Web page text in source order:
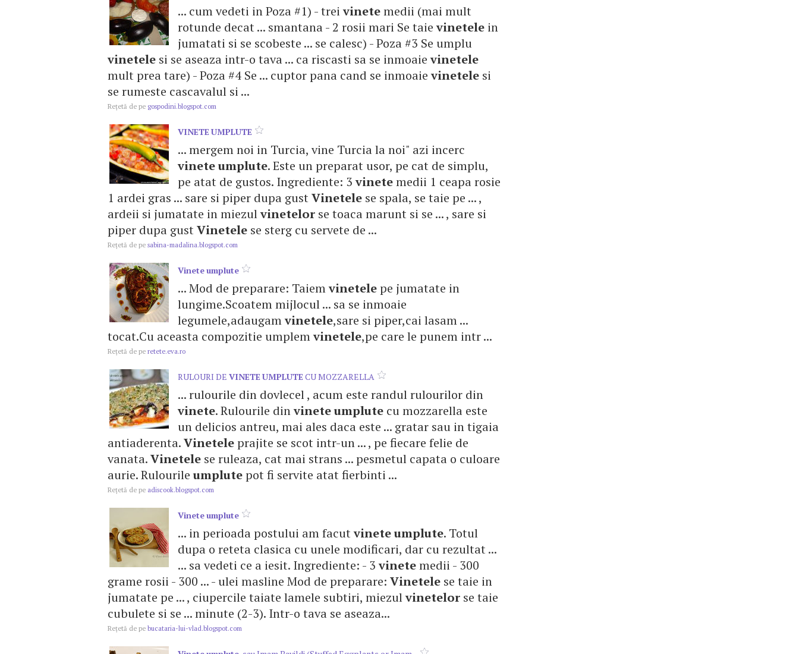
... cum vedeti in Poza #1) - treivinetemedii (mai mult
rotunde decat ... smantana - 2 rosii mari Se taievinetele in
jumatati si se scobeste ... se calesc) - Poza #3 Se umplu
vinetele si se aseaza intr-o tava ... ca riscasti sa se inmoaievinetele
mult prea tare) - Poza #4 Se ... cuptor pana cand se inmoaievinetele si
se rumeste cascavalul si ...
Reţetă de pe gospodini.blogspot.com
VINETEUMPLUTE
... mergem noi in Turcia, vine Turcia la noi" azi incerc
vineteumplute. Este un preparat usor, pe cat de simplu,
pe atat de gustos. Ingrediente: 3vinetemedii 1 ceapa rosie
1 ardei gras ... sare si piper dupa gustVinetele se spala, se taie pe ... ,
ardeii si jumatate in miezulvinetelor se toaca marunt si se ... , sare si
piper dupa gustVinetele se sterg cu servete de ...
Reţetă de pe sabina-madalina.blogspot.com
Vineteumplute
... Mod de preparare: Taiemvinetelepe jumatate in
lungime.Scoatem mijlocul ... sa se inmoaie
legumele,adaugamvinetele,sare si piper,cai lasam ...
tocat.Cu aceasta compozitie umplemvinetele,pe care le punem intr ...
Reţetă de pe retete.eva.ro
RULOURI DE VINETEUMPLUTECU MOZZARELLA
... rulourile din dovlecel , acum este randul rulourilor din
vinete. Rulourile dinvineteumplute cu mozzarella este
un delicios antreu, mai ales daca este ... gratar sau in tigaia
antiaderenta.Vineteleprajite se scot intr-un ... , pe fiecare felie de
vanata.Vinetele se ruleaza, cat mai strans ... pesmetul capata o culoare
aurie. Rulourileumplutepot fi servite atat fierbinti ...
Reţetă de pe adiscook.blogspot.com
Vineteumplute
... in perioada postului am facutvineteumplute. Totul
dupa o reteta clasica cu unele modificari, dar cu rezultat ...
... sa vedeti ce a iesit. Ingrediente: - 3vinetemedii - 300
grame rosii - 300 ... - ulei masline Mod de preparare: Vinetele se taie in
jumatate pe ... , ciupercile taiate lamele subtiri, miezulvinetelor se taie
cubulete si se ... minute (2-3). Intr-o tava se aseaza...
Reţetă de pe bucataria-lui-vlad.blogspot.com